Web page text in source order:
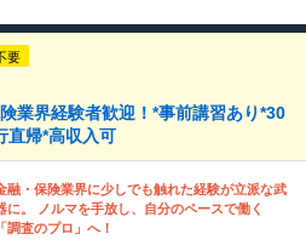
要
業界経験者歓迎！*事前講習あり*30
直帰*高収入可
融・保険業界に少しでも触れた経験が立派な武
に。 ノルマを手放し、自分のペースで働く
「調査のプロ」へ！